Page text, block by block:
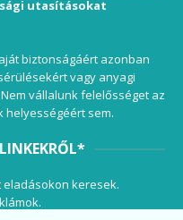
utasításokat
biztonságáért azonban
vagy anyagi
vállalunk felelősséget az
helyességéért sem.
keresek.